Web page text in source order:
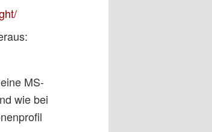
MS-
wie bei